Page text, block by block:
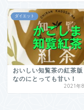
ダイエット
おいしい知覧茶の紅茶
なのにとっても甘い！
2021年